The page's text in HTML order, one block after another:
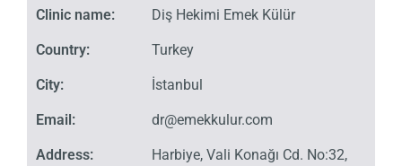
Clinic name:
Country:
City:
Email:
Address:
Diş Hekimi Emek Külür
Turkey
İstanbul
dr@emekkulur.com
Harbiye, Vali Konağı Cd. No:32,